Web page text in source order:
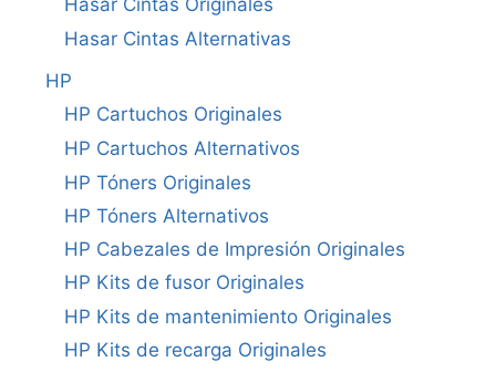
Hasar Cintas Originales
Hasar Cintas Alternativas
HP
HP Cartuchos Originales
HP Cartuchos Alternativos
HP Tóners Originales
HP Tóners Alternativos
HP Cabezales de Impresión Originales
HP Kits de fusor Originales
HP Kits de mantenimiento Originales
HP Kits de recarga Originales